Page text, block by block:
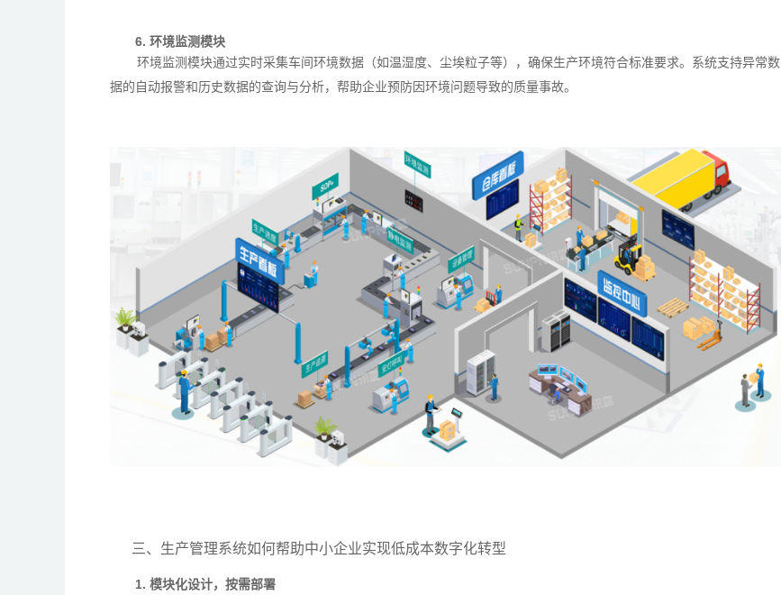
6. 环境监测模块
环境监测模块通过实时采集车间环境数据（如温湿度、尘埃粒子等），确保生产环境符合标准要求。系统支持异常数
据的自动报警和历史数据的查询与分析，帮助企业预防因环境问题导致的质量事故。
三、生产管理系统如何帮助中小企业实现低成本数字化转型
1. 模块化设计，按需部署